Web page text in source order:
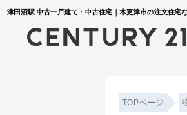
津田沼駅 中古一戸建て・中古住宅｜木更津市の注文住宅
TOPページ